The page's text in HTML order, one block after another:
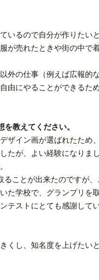
いるので自分が作りたい
が売れたときや街の中で
外の仕事（例えば広報
由にやることができるた
教えてください。
ザイン画が選ばれたため
たが、よい経験になりま
ことが出来たのですが
た学校で、グランプリを
テストにとても感謝してい
くし、知名度を上げたい